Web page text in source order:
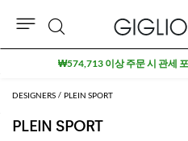
DESIGNERS PLEIN SPORT
PLEIN SPORT
검
색
₩574,713 이상 주문 시 관세